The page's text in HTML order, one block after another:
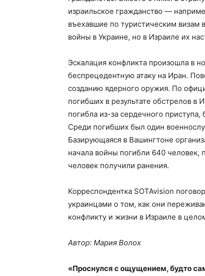
израильское гражданство —
въехавшие по туристическим визам
войны в Украине, но в Израиле их
Эскалация конфликта произошла в
беспрецедентную атаку на Иран.
созданию ядерного оружия. По
погибших в результате обстрелов в
погибла из-за сердечного
Среди погибших был один
Базирующаяся в Вашингтоне
начала войны погибли 640
человек получили ранения.
Корреспондентка SOTAvision
украинцами о том, как они
конфликту и жизни в Израиле в
Автор: Мария Волох
«Проснулся с ощущением, будто